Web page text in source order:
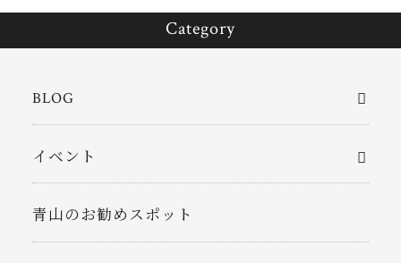
Category
BLOG
イベント
青山のお勧めスポット